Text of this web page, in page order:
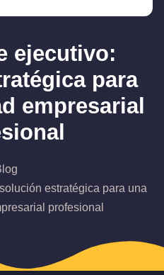
ejecutivo:
para
empresarial
estratégica para una
profesional